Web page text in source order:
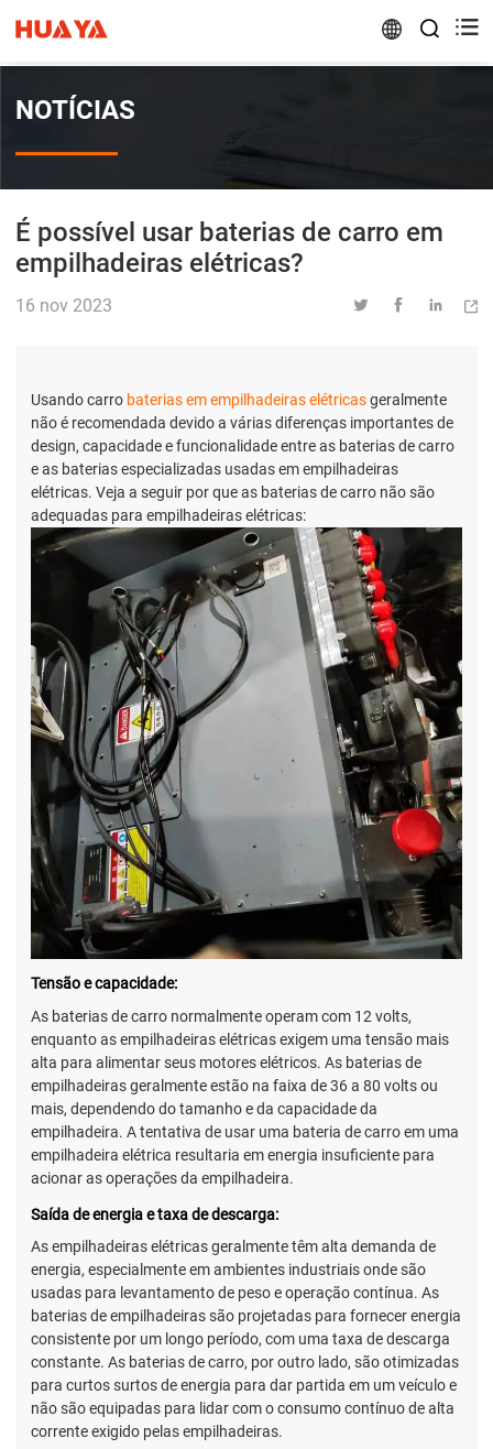
 
NOTÍCIAS
É possível usar baterias de carro em
empilhadeiras elétricas?
16 nov 2023    
Usando carro baterias em empilhadeiras elétricasgeralmente
não é recomendada devido a várias diferenças importantes de
design, capacidade e funcionalidade entre as baterias de carro
e as baterias especializadas usadas em empilhadeiras
elétricas. Veja a seguir por que as baterias de carro não são
adequadas para empilhadeiras elétricas:
Tensão e capacidade:
As baterias de carro normalmente operam com 12 volts,
enquanto as empilhadeiras elétricas exigem uma tensão mais
alta para alimentar seus motores elétricos. As baterias de
empilhadeiras geralmente estão na faixa de 36 a 80 volts ou
mais, dependendo do tamanho e da capacidade da
empilhadeira. A tentativa de usar uma bateria de carro em uma
empilhadeira elétrica resultaria em energia insuficiente para
acionar as operações da empilhadeira.
Saída de energia e taxa de descarga:
As empilhadeiras elétricas geralmente têm alta demanda de
energia, especialmente em ambientes industriais onde são
usadas para levantamento de peso e operação contínua. As
baterias de empilhadeiras são projetadas para fornecer energia
consistente por um longo período, com uma taxa de descarga
constante. As baterias de carro, por outro lado, são otimizadas
para curtos surtos de energia para dar partida em um veículo e
não são equipadas para lidar com o consumo contínuo de alta
corrente exigido pelas empilhadeiras.